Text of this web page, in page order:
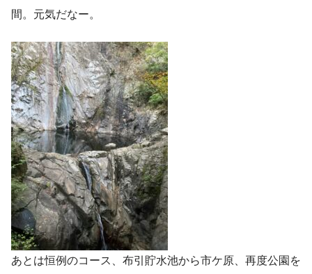
間。元気だなー。
あとは恒例のコース、布引貯水池から市ケ原、再度公園を